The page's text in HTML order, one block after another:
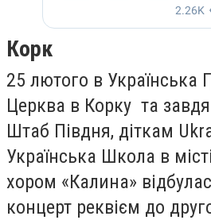
Корк
25 лютого в Українська
Церква в Корку та
Штаб Півдня, діткам
Українська Школа в
хором «Калина»
концерт реквієм до